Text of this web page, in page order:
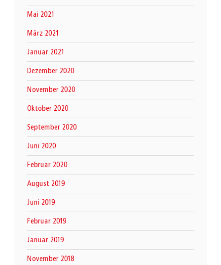
Mai 2021
März 2021
Januar 2021
Dezember 2020
November 2020
Oktober 2020
September 2020
Juni 2020
Februar 2020
August 2019
Juni 2019
Februar 2019
Januar 2019
November 2018